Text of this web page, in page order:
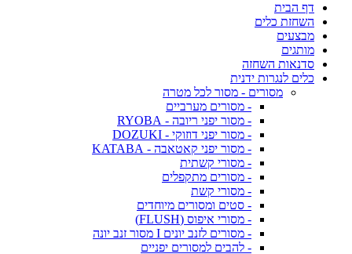
דף הבית
השחזת כלים
מבצעים
מותגים
סדנאות השחזה
כלים לנגרות ידנית
מסורים - מסור לכל מטרה
- מסורים מערביים
- מסור יפני ריובה - RYOBA
- מסור יפני דוזוקי - DOZUKI
- מסור יפני קאטאבה - KATABA
- מסורי קשתית
- מסורים מתקפלים
- מסורי קשת
- סטים ומסורים מיוחדים
- מסורי איפוס (FLUSH)
- מסורים לזנב יונים I מסור זנב יונה
- להבים למסורים יפניים